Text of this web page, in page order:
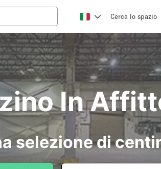
Cerca lo spazio
In
selezione di